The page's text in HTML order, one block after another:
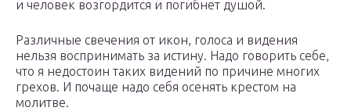
и человек возгордится и погибнет душой.
Различные свечения от икон, голоса и видения
нельзя воспринимать за истину. Надо говорить себе,
что я недостоин таких видений по причине многих
грехов. И почаще надо себя осенять крестом на
молитве.